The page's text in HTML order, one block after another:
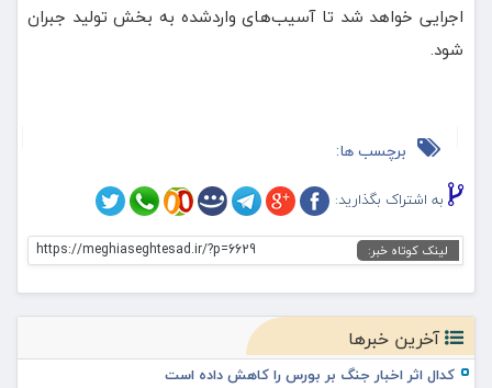
اجرایی خواهد شد تا آسیب‌های واردشده به بخش تولید جبران
شود.
برچسب ها:
به اشتراک بگذارید:
لینک کوتاه خبر: https://meghiaseghtesad.ir/?p=6629
آخرین خبرها
کدال اثر اخبار جنگ بر بورس را کاهش داده است